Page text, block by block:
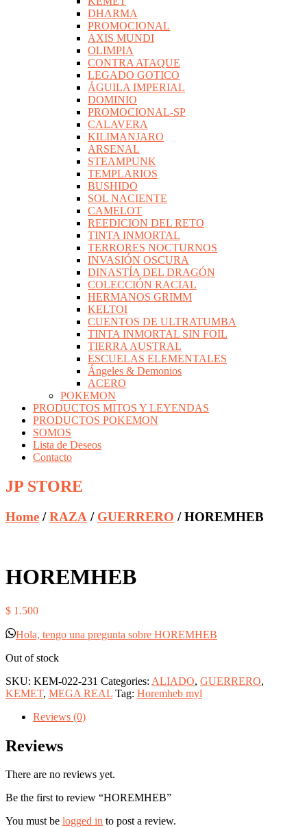
DHARMA
PROMOCIONAL
AXIS MUNDI
OLIMPIA
CONTRA ATAQUE
LEGADO GOTICO
ÁGUILA IMPERIAL
DOMINIO
PROMOCIONAL-SP
CALAVERA
KILIMANJARO
ARSENAL
STEAMPUNK
TEMPLARIOS
BUSHIDO
SOL NACIENTE
CAMELOT
REEDICION DEL RETO
TINTA INMORTAL
TERRORES NOCTURNOS
INVASIÓN OSCURA
DINASTÍA DEL DRAGÓN
COLECCIÓN RACIAL
HERMANOS GRIMM
KELTOI
CUENTOS DE ULTRATUMBA
TINTA INMORTAL SIN FOIL
TIERRA AUSTRAL
ESCUELAS ELEMENTALES
Ángeles & Demonios
ACERO
POKEMON
PRODUCTOS MITOS Y LEYENDAS
PRODUCTOS POKEMON
SOMOS
Lista de Deseos
Contacto
JP STORE
Home /RAZA / GUERRERO / HOREMHEB
HOREMHEB
$ 1.500
Hola, tengo una pregunta sobre HOREMHEB
Out of stock
SKU: KEM-022-231 Categories: ALIADO, GUERRERO,
KEMET, MEGA REAL Tag: Horemheb myl
Reviews (0)
Reviews
There are no reviews yet.
Be the first to review “HOREMHEB”
You must be logged in to post a review.